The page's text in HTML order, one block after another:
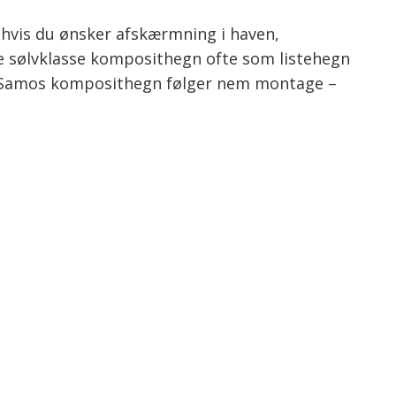
du ønsker afskærmning i haven,
komposithegn ofte som listehegn
komposithegn følger nem montage –